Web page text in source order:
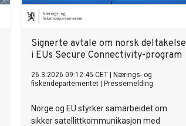
Signerte avtale om norsk deltakelse
i EUs Secure Connectivity-program
26.3.2026 09:12:45 CET
Nærings- og
fiskeridepartementet
Pressemelding
Norge og EU styrker samarbeidet om
sikker satellittkommunikasjon med